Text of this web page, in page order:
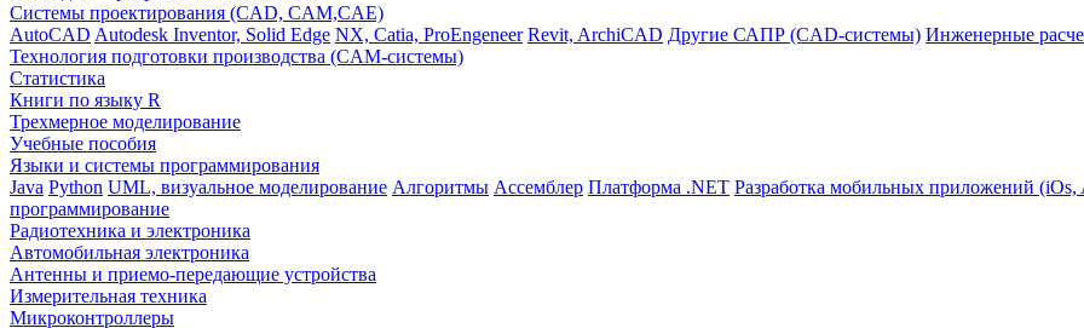
Системы проектирования (CAD, CAM,CAE)
AutoCAD Autodesk Inventor, Solid Edge NX, Catia, ProEngeneer Revit, ArchiCAD Другие САПР (CAD-системы) Инженерные
Технология подготовки производства (CAM-системы)
Статистика
Книги по языку R
Трехмерное моделирование
Учебные пособия
Языки и системы программирования
Java Python UML, визуальное моделирование Алгоритмы Ассемблер Платформа .NET Разработка мобильных приложений (iOs,
программирование
Радиотехника и электроника
Автомобильная электроника
Антенны и приемо-передающие устройства
Измерительная техника
Микроконтроллеры